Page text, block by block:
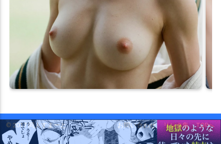
© 2017 同人すまーと TOPへ
リンク集
お問い合わせ